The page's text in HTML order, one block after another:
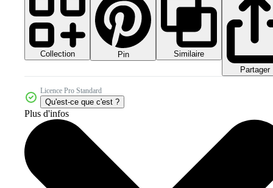
Collection Pin
Similaire
Partager
Licence Pro Standard
Qu'est-ce que c'est ?
Plus d'infos